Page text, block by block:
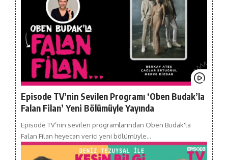
Episode TV’nin Sevilen Programı ‘Oben Budak’la
Falan Filan’ Yeni Bölümüyle Yayında
Episode TV’nin sevilen programlarından Oben Budak'la
Falan Filan heyecan verici yeni bölümüyle…